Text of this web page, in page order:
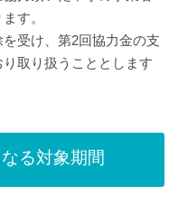
す。
受け、第2回協力金の支
取り扱うこととします
る対象期間